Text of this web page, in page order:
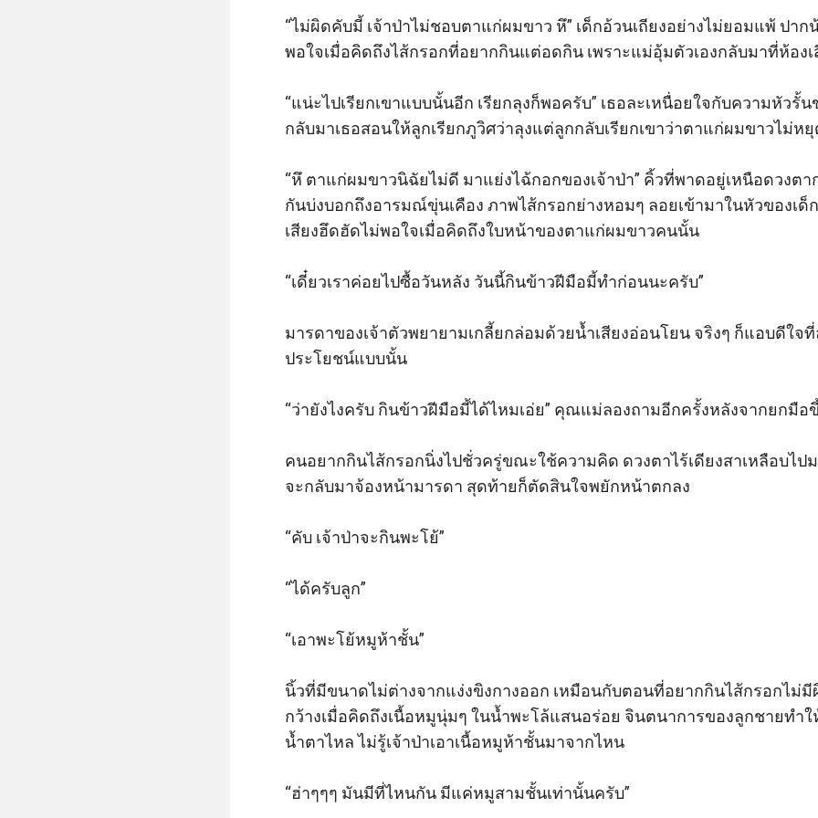
“ไม่ผิดคับมี้ เจ้าป่าไม่ชอบตาแก่ผมขาว หึ” เด็กอ้วนเถียงอย่างไม่ยอมแพ้ ปา
พอใจเมื่อคิดถึงไส้กรอกที่อยากกินแต่อดกิน เพราะแม่อุ้มตัวเองกลับมาที่ห้อง
“แน่ะไปเรียกเขาแบบนั้นอีก เรียกลุงก็พอครับ” เธอละเหนื่อยใจกับความหัวรั้
กลับมาเธอสอนให้ลูกเรียกภูวิศว่าลุงแต่ลูกกลับเรียกเขาว่าตาแก่ผมขาวไม่ห
“หึ ตาแก่ผมขาวนิฉัยไม่ดี มาแย่งไฉ้กอกของเจ้าป่า” คิ้วที่พาดอยู่เหนือดวงต
กันบ่งบอกถึงอารมณ์ขุ่นเคือง ภาพไส้กรอกย่างหอมๆ ลอยเข้ามาในหัวของเด็
เสียงฮึดฮัดไม่พอใจเมื่อคิดถึงใบหน้าของตาแก่ผมขาวคนนั้น
“เดี๋ยวเราค่อยไปซื้อวันหลัง วันนี้กินข้าวฝีมือมี้ทำก่อนนะครับ”
มารดาของเจ้าตัวพยายามเกลี้ยกล่อมด้วยน้ำเสียงอ่อนโยน จริงๆ ก็แอบดีใจ
ประโยชน์แบบนั้น
“ว่ายังไงครับ กินข้าวฝีมือมี้ได้ไหมเอ่ย” คุณแม่ลองถามอีกครั้งหลังจากยกมื
คนอยากกินไส้กรอกนิ่งไปชั่วครู่ขณะใช้ความคิด ดวงตาไร้เดียงสาเหลือบไป
จะกลับมาจ้องหน้ามารดา สุดท้ายก็ตัดสินใจพยักหน้าตกลง
“คับ เจ้าป่าจะกินพะโย้”
“ได้ครับลูก”
“เอาพะโย้หมูห้าชั้น”
นิ้วที่มีขนาดไม่ต่างจากแง่งขิงกางออก เหมือนกับตอนที่อยากกินไส้กรอกไม่
กว้างเมื่อคิดถึงเนื้อหมูนุ่มๆ ในน้ำพะโล้แสนอร่อย จินตนาการของลูกชายทำ
น้ำตาไหล ไม่รู้เจ้าป่าเอาเนื้อหมูห้าชั้นมาจากไหน
“ฮ่าๆๆๆ มันมีที่ไหนกัน มีแค่หมูสามชั้นเท่านั้นครับ”